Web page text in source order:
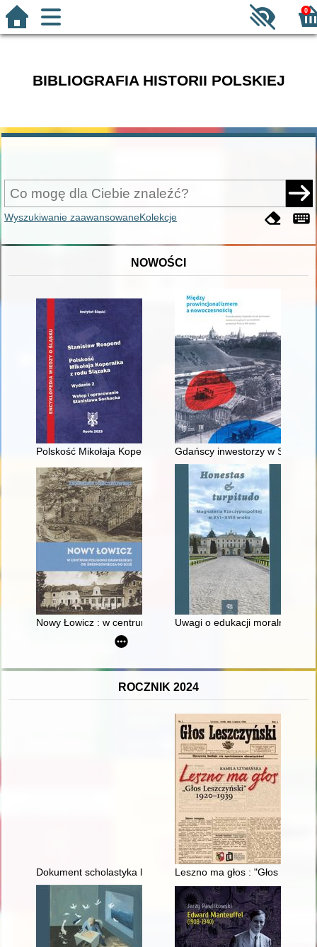
0
BIBLIOGRAFIA HISTORII POLSKIEJ
Wyszukiwanie zaawansowaneKolekcje
NOWOŚCI
Polskość Mikołaja Kopernika z rodu Ślązaka
Gdańscy inwestorzy w
Nowy Łowicz : w centrum poligonu drawskiego od
Uwagi o edukacji moralnej
ROCZNIK 2024
Dokument scholastyka lubuskiego Arnolda Gorlyna z 25
Leszno ma głos : "Głos